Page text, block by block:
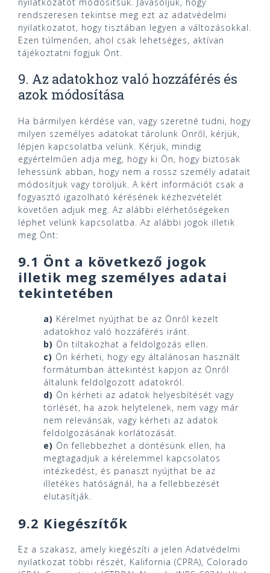
nyilatkozatot módosítsuk. Javasoljuk, hogy
rendszeresen tekintse meg ezt az adatvédelmi
nyilatkozatot, hogy tisztában legyen a változásokkal.
Ezen túlmenően, ahol csak lehetséges, aktívan
tájékoztatni fogjuk Önt.
9. Az adatokhoz való hozzáférés és
azok módosítása
Ha bármilyen kérdése van, vagy szeretné tudni, hogy
milyen személyes adatokat tárolunk Önről, kérjük,
lépjen kapcsolatba velünk. Kérjük, mindig
egyértelműen adja meg, hogy ki Ön, hogy biztosak
lehessünk abban, hogy nem a rossz személy adatait
módosítjuk vagy töröljük. A kért információt csak a
fogyasztó igazolható kérésének kézhezvételét
követően adjuk meg. Az alábbi elérhetőségeken
léphet velünk kapcsolatba. Az alábbi jogok illetik
meg Önt:
9.1 Önt a következő jogok
illetik meg személyes adatai
tekintetében
Kérelmet nyújthat be az Önről kezelt
adatokhoz való hozzáférés iránt.
Ön tiltakozhat a feldolgozás ellen.
Ön kérheti, hogy egy általánosan használt
formátumban áttekintést kapjon az Önről
általunk feldolgozott adatokról.
Ön kérheti az adatok helyesbítését vagy
törlését, ha azok helytelenek, nem vagy már
nem relevánsak, vagy kérheti az adatok
feldolgozásának korlátozását.
Ön fellebbezhet a döntésünk ellen, ha
megtagadjuk a kérelemmel kapcsolatos
intézkedést, és panaszt nyújthat be az
illetékes hatóságnál, ha a fellebbezését
elutasítják.
9.2 Kiegészítők
Ez a szakasz, amely kiegészíti a jelen Adatvédelmi
nyilatkozat többi részét, Kalifornia (CPRA), Colorado